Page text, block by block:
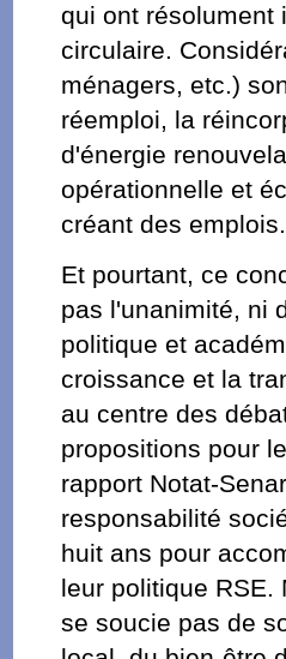
qui ont résolument
circulaire.
ménagers, etc.)
réemploi, la
d'énergie
opérationnelle et
créant des emplois.
Et pourtant, ce
pas l'unanimité, ni
politique et
croissance et la
au centre des
propositions pour
rapport Notat-
responsabilité
huit ans pour
leur politique RSE.
se soucie pas de